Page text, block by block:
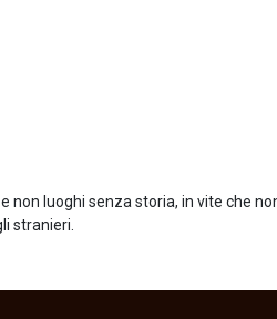
luoghi senza storia, in vite che
stranieri.